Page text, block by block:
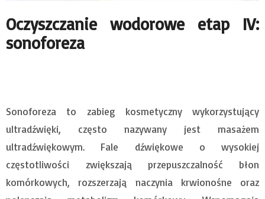
Oczyszczanie wodorowe etap IV:
sonoforeza
Sonoforeza to zabieg kosmetyczny wykorzystujący
ultradźwięki, często nazywany jest masażem
ultradźwiękowym. Fale dźwiękowe o wysokiej
częstotliwości zwiększają przepuszczalność błon
komórkowych, rozszerzają naczynia krwionośne oraz